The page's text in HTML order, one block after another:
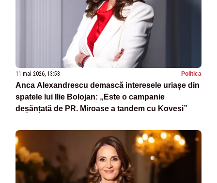
11 mai 2026, 13:58 Politica
Anca Alexandrescu demască interesele uriașe din
spatele lui Ilie Bolojan: „Este o campanie
deșănțată de PR. Miroase a tandem cu Kovesi”